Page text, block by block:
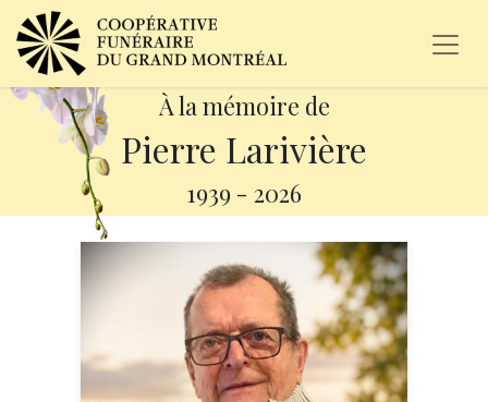
À la mémoire de
Pierre Larivière
1939 - 2026